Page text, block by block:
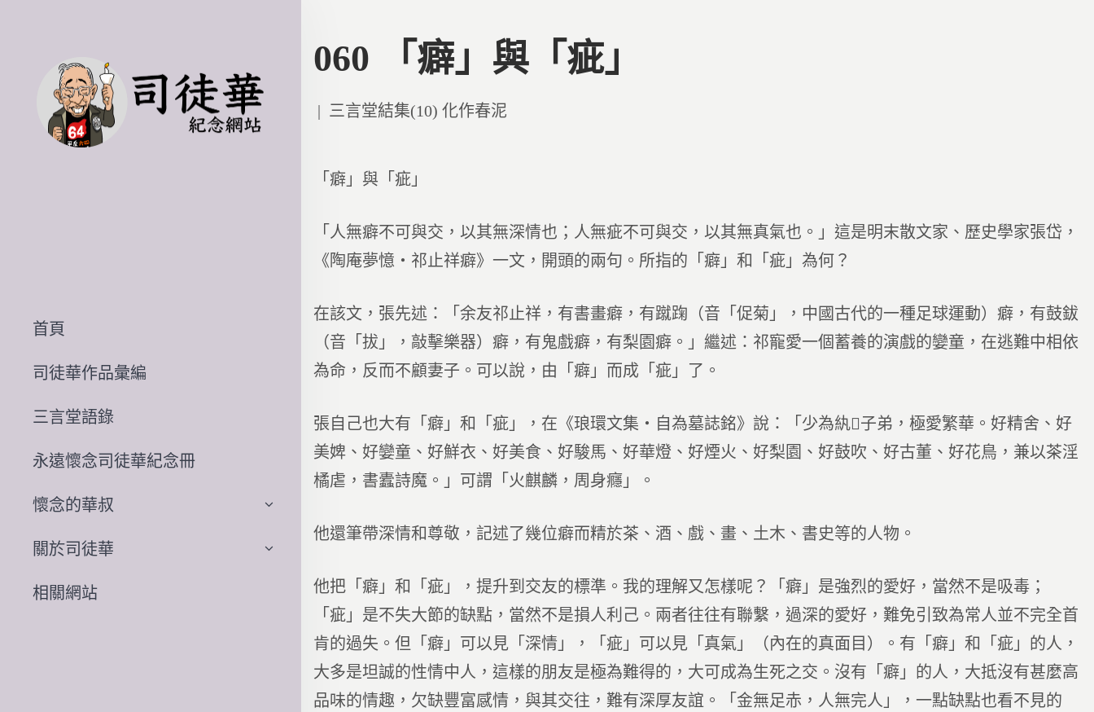
首頁
司徒華作品彙編
三言堂語錄
永遠懷念司徒華紀念冊
懷念的華叔
關於司徒華
相關網站
060 「癖」與「疵」
Posted
三言堂結集(10) 化作春泥
「癖」與「疵」
「人無癖不可與交，以其無深情也；人無疵不可與交，以其無真氣也。」這是明末散文家、歷史學家張岱，
《陶庵夢憶‧祁止祥癖》一文，開頭的兩句。所指的「癖」和「疵」為何？
在該文，張先述：「余友祁止祥，有書畫癖，有蹴踘（音「促菊」，中國古代的一種足球運動）癖，有鼓鈸
（音「拔」，敲擊樂器）癖，有鬼戲癖，有梨園癖。」繼述：祁寵愛一個蓄養的演戲的孌童，在逃難中相依
為命，反而不顧妻子。可以說，由「癖」而成「疵」了。
張自己也大有「癖」和「疵」，在《琅環文集‧自為墓誌銘》說：「少為紈子弟，極愛繁華。好精舍、好
美婢、好孌童、好鮮衣、好美食、好駿馬、好華燈、好煙火、好梨園、好鼓吹、好古董、好花鳥，兼以茶淫
橘虐，書蠹詩魔。」可謂「火麒麟，周身癮」。
他還筆帶深情和尊敬，記述了幾位癖而精於茶、酒、戲、畫、土木、書史等的人物。
他把「癖」和「疵」，提升到交友的標準。我的理解又怎樣呢？「癖」是強烈的愛好，當然不是吸毒；
「疵」是不失大節的缺點，當然不是損人利己。兩者往往有聯繫，過深的愛好，難免引致為常人並不完全首
肯的過失。但「癖」可以見「深情」，「疵」可以見「真氣」（內在的真面目）。有「癖」和「疵」的人，
大多是坦誠的性情中人，這樣的朋友是極為難得的，大可成為生死之交。沒有「癖」的人，大抵沒有甚麼高
品味的情趣，欠缺豐富感情，與其交往，難有深厚友誼。「金無足赤，人無完人」，一點缺點也看不見的